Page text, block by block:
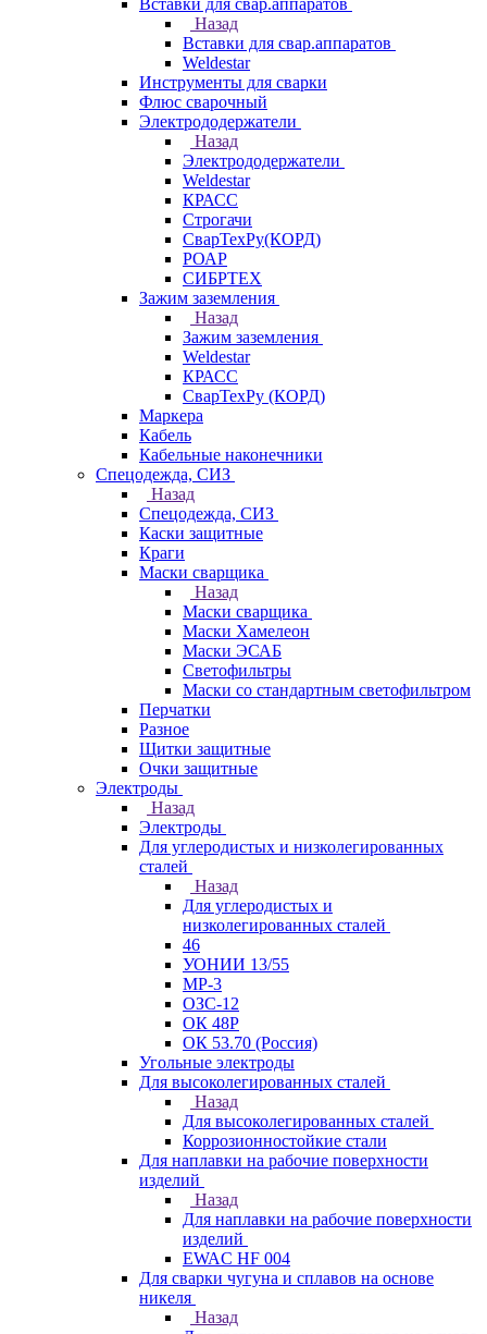
Вставки для свар.аппаратов
Назад
Вставки для свар.аппаратов
Weldestar
Инструменты для сварки
Флюс сварочный
Электрододержатели
Назад
Электрододержатели
Weldestar
КРАСС
Строгачи
СварТехРу(КОРД)
РОАР
СИБРТЕХ
Зажим заземления
Назад
Зажим заземления
Weldestar
КРАСС
СварТехРу (КОРД)
Маркера
Кабель
Кабельные наконечники
Спецодежда, СИЗ
Назад
Спецодежда, СИЗ
Каски защитные
Краги
Маски сварщика
Назад
Маски сварщика
Маски Хамелеон
Маски ЭСАБ
Светофильтры
Маски со стандартным светофильтром
Перчатки
Разное
Щитки защитные
Очки защитные
Электроды
Назад
Электроды
Для углеродистых и низколегированных
сталей
Назад
Для углеродистых и
низколегированных сталей
46
УОНИИ 13/55
МР-3
ОЗС-12
ОК 48Р
ОК 53.70 (Россия)
Угольные электроды
Для высоколегированных сталей
Назад
Для высоколегированных сталей
Коррозионностойкие стали
Для наплавки на рабочие поверхности
изделий
Назад
Для наплавки на рабочие поверхности
изделий
EWAC HF 004
Для сварки чугуна и сплавов на основе
никеля
Назад